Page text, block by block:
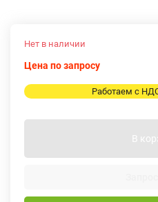
Нет в наличии
Цена по запросу
Работаем с
В